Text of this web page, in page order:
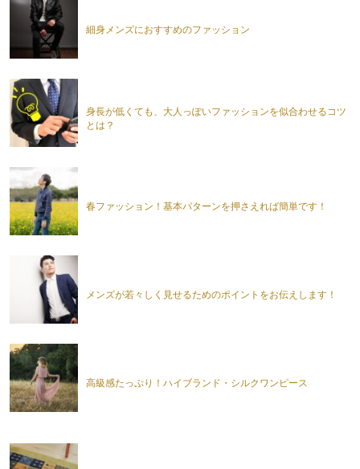
細身メンズにおすすめのファッション
身長が低くても、大人っぽいファッションを似合わせるコツ
とは？
春ファッション！基本パターンを押さえれば簡単です！
メンズが若々しく見せるためのポイントをお伝えします！
高級感たっぷり！ハイブランド・シルクワンピース